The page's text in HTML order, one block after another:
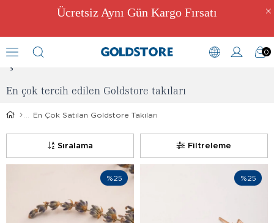
Ücretsiz Aynı Gün Kargo Fırsatı
0
Çok Satılan Goldstore Takıları
En çok tercih edilen Goldstore takıları
En Çok Satılan Goldstore Takıları
Filtreleme
Sıralama
%25 %25